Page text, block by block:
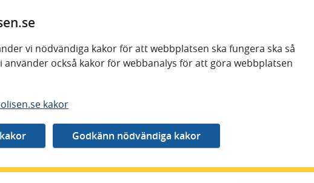
vi nödvändiga kakor för att webbplatsen ska fungera ska så
använder också kakor för webbanalys för att göra webbplatsen
kakor